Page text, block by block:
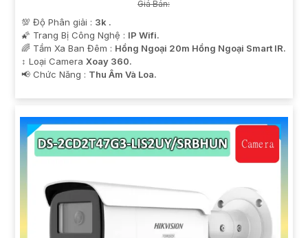
Giá Bán:
💯 Độ Phân giải : 3k .
🌠 Trang Bị Công Nghệ : IP Wifi.
🌈 Tầm Xa Ban Đêm : Hồng Ngoại 20m Hồng Ngoại Smart IR.
↕️ Loại Camera Xoay 360.
️📢 Chức Năng : Thu Âm Và Loa.